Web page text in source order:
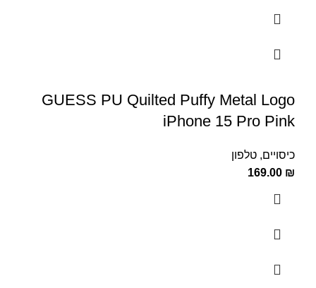
GUESS PU Quilted Puffy Metal Logo
iPhone 15 Pro Pink
כיסויים, טלפון
169.00 ₪